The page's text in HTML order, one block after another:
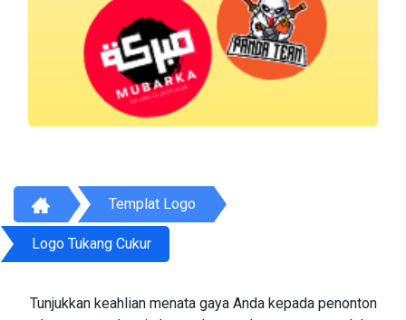
Templat Logo
Logo Tukang Cukur
Tunjukkan keahlian menata gaya Anda kepada penonton